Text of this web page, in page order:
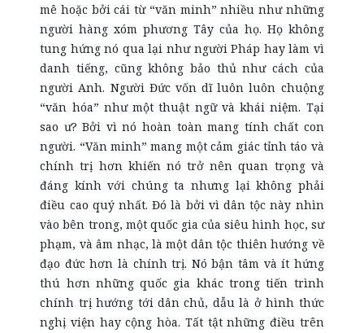
mê hoặc bởi cái từ “văn minh” nhiều như những
người hàng xóm phương Tây của họ. Họ không
tung hứng nó qua lại như người Pháp hay làm vì
danh tiếng, cũng không bảo thủ như cách của
người Anh. Người Đức vốn dĩ luôn luôn chuộng
“văn hóa” như một thuật ngữ và khái niệm. Tại
sao ư? Bởi vì nó hoàn toàn mang tính chất con
người. “Văn minh” mang một cảm giác tỉnh táo và
chính trị hơn khiến nó trở nên quan trọng và
đáng kính với chúng ta nhưng lại không phải
điều cao quý nhất. Đó là bởi vì dân tộc này nhìn
vào bên trong, một quốc gia của siêu hình học, sư
phạm, và âm nhạc, là một dân tộc thiên hướng về
đạo đức hơn là chính trị. Nó bận tâm và ít hứng
thú hơn những quốc gia khác trong tiến trình
chính trị hướng tới dân chủ, dẫu là ở hình thức
nghị viện hay cộng hòa. Tất tật những điều trên